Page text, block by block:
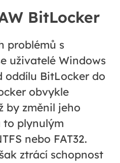
BitLocker
problémů s
uživatelé Windows
oddílu BitLocker do
obvykle
by změnil jeho
to plynulým
nebo FAT32.
ztrácí schopnost